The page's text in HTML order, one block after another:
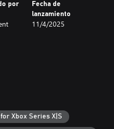
por
Fecha de
lanzamiento
11/4/2025
Xbox Series X|S